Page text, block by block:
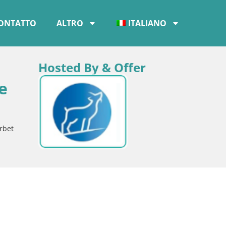
ALTRO ITALIANO
Hosted By & Offer